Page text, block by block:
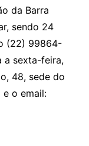
da Barra
sendo 24
(22) 99864-
a sexta-feira,
48, sede do
e o email: